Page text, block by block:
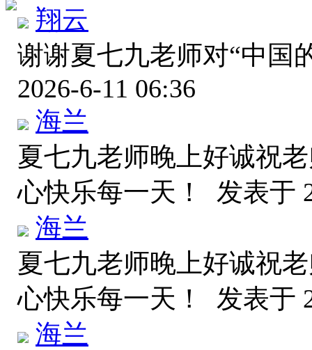
翔云
谢谢夏七九老师对“中
2026-6-11 06:36
海兰
夏七九老师晚上好诚祝
心快乐每一天！ 发表于
海兰
夏七九老师晚上好诚祝
心快乐每一天！ 发表于
海兰